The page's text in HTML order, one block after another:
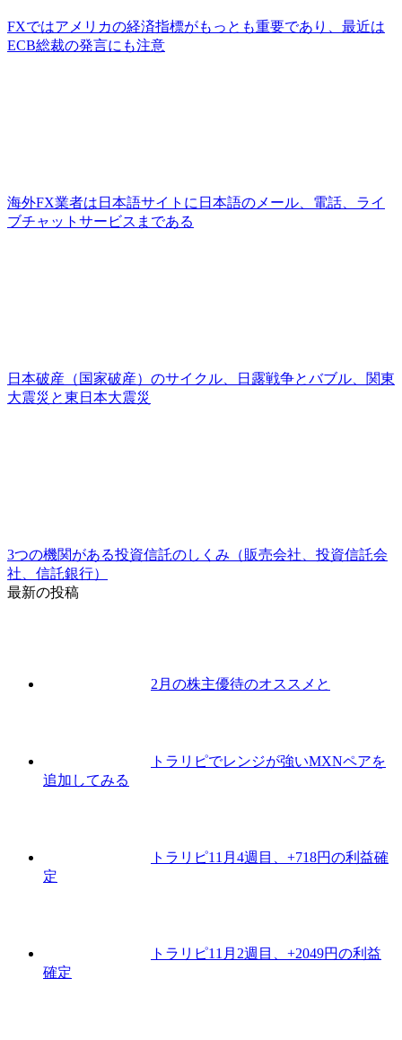
FXではアメリカの経済指標がもっとも重要であり、最近は
ECB総裁の発言にも注意
海外FX業者は日本語サイトに日本語のメール、電話、ライ
ブチャットサービスまである
日本破産（国家破産）のサイクル、日露戦争とバブル、関東
大震災と東日本大震災
3つの機関がある投資信託のしくみ（販売会社、投資信託会
社、信託銀行）
最新の投稿
2月の株主優待のオススメと
トラリピでレンジが強いMXNペアを
追加してみる
トラリピ11月4週目、+718円の利益確
定
トラリピ11月2週目、+2049円の利益
確定